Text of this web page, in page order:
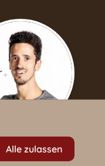
Alle zulassen